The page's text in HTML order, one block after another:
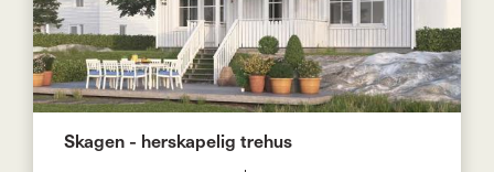
Skagen - herskapelig trehus